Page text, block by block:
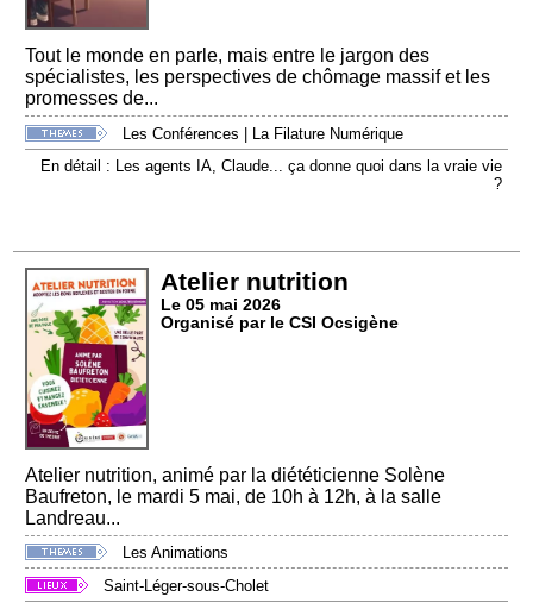
Tout le monde en parle, mais entre le jargon des
spécialistes, les perspectives de chômage massif et les
promesses de...
Les Conférences
La Filature Numérique
En détail : Les agents IA, Claude... ça donne quoi dans la vraie vie
?
Atelier nutrition
Le 05 mai 2026
Organisé par le CSI Ocsigène
Atelier nutrition, animé par la diététicienne Solène
Baufreton, le mardi 5 mai, de 10h à 12h, à la salle
Landreau...
Les Animations
Saint-Léger-sous-Cholet